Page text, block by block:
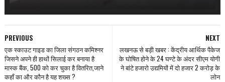
NEXT
लखनऊ से बड़ी खबर : केंद्रीय आर्थिक पैकेज
के घोषित होने के 24 घण्टे के अंदर सीएम योगी
ने बांटे हजारो उद्यमियों में दो हजार 2 करोड़ के
लोन
PREVIOUS
एक स्काउट गाइड का जिला संगठन कमिश्नर
जिसने अपने ही हाथों सिलाई कर बनाया है
मास्क बैंक, 500 को कर चुका है वितरित,जाने
कहाँ का और कौन है यह शख्स ?